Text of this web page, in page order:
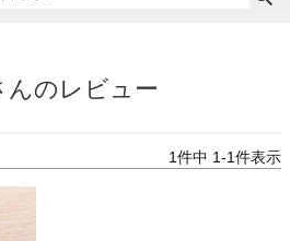
んのレビュー
1件中 1-1件表示